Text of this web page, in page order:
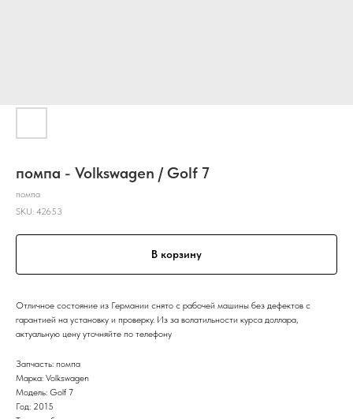
помпа - Volkswagen / Golf 7
помпа
SKU: 42653
В корзину
Отличное состояние из Германии снято с рабочей машины без дефектов с
гарантией на установку и проверку. Из за волатильности курса доллара,
актуальную цену уточняйте по телефону
Запчасть: помпа
Марка: Volkswagen
Модель: Golf 7
Год: 2015